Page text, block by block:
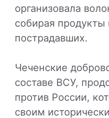
организовала
собирая
пострадавших.
Чеченские
составе ВСУ,
против России,
своим